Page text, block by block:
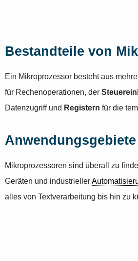
Bestandteile von
Ein Mikroprozessor besteht aus
für Rechenoperationen, der
Datenzugriff und Registern für die
Mikroprozessoren sind überall zu
Geräten und industrieller
alles von Textverarbeitung bis hin zu